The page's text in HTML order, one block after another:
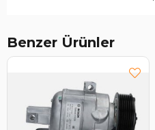
Benzer Ürünler